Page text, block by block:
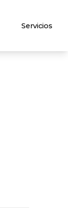
Servicios